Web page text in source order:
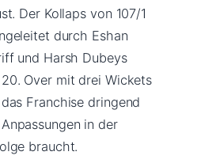
Der Kollaps von 107/1
durch Eshan
und Harsh Dubeys
Over mit drei Wickets
Franchise dringend
in der
braucht.